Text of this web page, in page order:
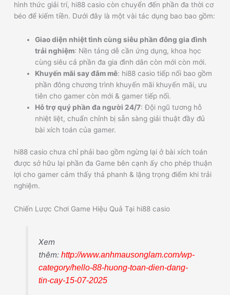
hình thức giải trí, hi88 casio còn chuyển đến phần đa thời cơ
béo để kiếm tiền. Dưới đây là một vài tác dụng bao bao gồm:
Giao diện nhiệt tình cùng siêu phần đông gia đình
trải nghiệm: Nền tảng dễ cần ứng dụng, khoa học
cùng siêu cả phần đa gia đình dân còn mới còn mới.
Khuyến mãi say đắm mê: hi88 casio tiếp nối bao gồm
phần đông chương trình khuyến mãi khuyến mãi, ưu
tiên cho gamer còn mới & gamer tiếp nối.
Hỗ trợ quý phần đa người 24/7: Đội ngũ tương hỗ
nhiệt liệt, chuẩn chỉnh bị sẵn sàng giải thuật đầy đủ
bài xích toán của gamer.
hi88 casio chưa chỉ phải bao gồm ngừng lại ở bài xích toán
được sở hữu lại phần đa Game bên cạnh ấy cho phép thuận
lợi cho gamer cảm thấy thả phanh & lặng trọng điểm khi trải
nghiệm.
Chiến Lược Chơi Game Hiệu Quả Tại hi88 casio
Xem
thêm: http://www.anhmausonglam.com/wp-
category/hello-88-huong-toan-dien-dang-
tin-cay-15-07-2025